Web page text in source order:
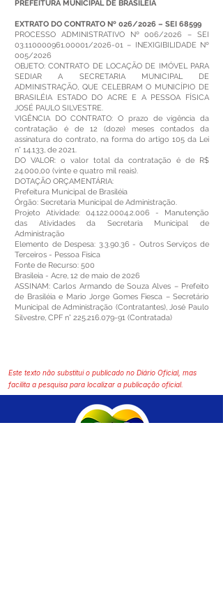
PREFEITURA MUNICIPAL DE BRASILEIA
EXTRATO DO CONTRATO Nº 026/2026 – SEI 68599
PROCESSO ADMINISTRATIVO Nº 006/2026 – SEI
03.110000961.00001/2026-01 – INEXIGIBILIDADE Nº
005/2026
OBJETO: CONTRATO DE LOCAÇÃO DE IMÓVEL PARA
SEDIAR A SECRETARIA MUNICIPAL DE
ADMINISTRAÇÃO, QUE CELEBRAM O MUNICÍPIO DE
BRASILÉIA ESTADO DO ACRE E A PESSOA FÍSICA
JOSÉ PAULO SILVESTRE.
VIGÊNCIA DO CONTRATO: O prazo de vigência da
contratação é de 12 (doze) meses contados da
assinatura do contrato, na forma do artigo 105 da Lei
n° 14.133, de 2021.
DO VALOR: o valor total da contratação é de R$
24.000,00 (vinte e quatro mil reais).
DOTAÇÃO ORÇAMENTÁRIA:
Prefeitura Municipal de Brasiléia
Órgão: Secretaria Municipal de Administração.
Projeto Atividade: 04.122.0004.2.006 - Manutenção
das Atividades da Secretaria Municipal de
Administração
Elemento de Despesa: 3.3.90.36 - Outros Serviços de
Terceiros - Pessoa Física
Fonte de Recurso: 500
Brasileia - Acre, 12 de maio de 2026
ASSINAM: Carlos Armando de Souza Alves – Prefeito
de Brasiléia e Mario Jorge Gomes Fiesca – Secretário
Municipal de Administração (Contratantes), José Paulo
Silvestre, CPF n° 225.216.079-91 (Contratada)
Este texto não substitui o publicado no Diário Oficial, mas
facilita a pesquisa para localizar a publicação oficial.